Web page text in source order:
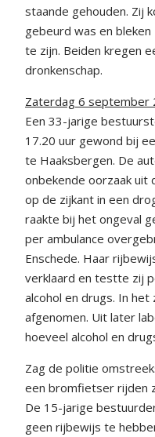
staande gehouden. Zij
gebeurd was en
te zijn. Beiden kregen
dronkenschap.
Zaterdag 6 september
Een 33-jarige
17.20 uur gewond bij
te Haaksbergen. De
onbekende oorzaak uit
op de zijkant in een
raakte bij het ongeval
per ambulance
Enschede. Haar
verklaard en testte zij
alcohol en drugs. In
afgenomen. Uit later
hoeveel alcohol en
Zag de politie
een bromfietser rijden
De 15-jarige
geen rijbewijs te